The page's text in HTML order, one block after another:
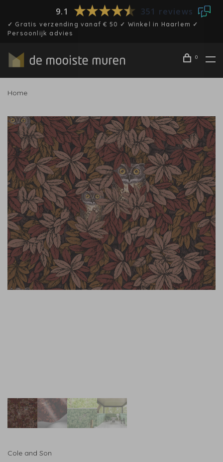
9.1 351 reviews
✓ Gratis verzending vanaf € 50 ✓ Winkel in Haarlem ✓
Persoonlijk advies
0
Home
Cole and Son